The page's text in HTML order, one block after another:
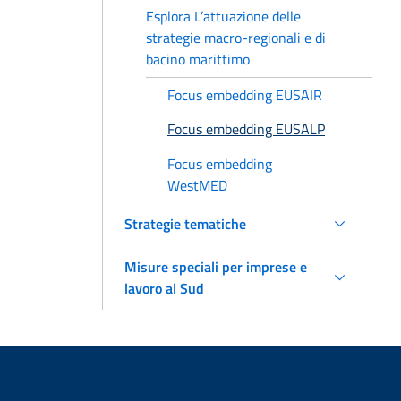
Esplora L’attuazione delle
strategie macro-regionali e di
bacino marittimo
Focus embedding EUSAIR
Focus embedding EUSALP
Focus embedding
WestMED
Strategie tematiche
Misure speciali per imprese e
lavoro al Sud